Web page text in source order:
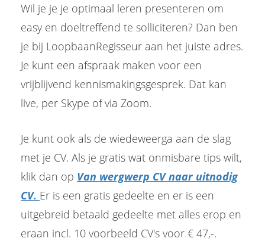
Wil je je je optimaal leren presenteren om
easy en doeltreffend te solliciteren? Dan ben
je bij LoopbaanRegisseur aan het juiste adres.
Je kunt een afspraak maken voor een
vrijblijvend kennismakingsgesprek. Dat kan
live, per Skype of via Zoom.
Je kunt ook als de wiedeweerga aan de slag
met je CV. Als je gratis wat onmisbare tips wilt,
klik dan op Van wergwerp CV naar uitnodig
CV. Er is een gratis gedeelte en er is een
uitgebreid betaald gedeelte met alles erop en
eraan incl. 10 voorbeeld CV's voor € 47,-.